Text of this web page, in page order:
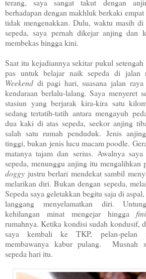
terang, saya sangat takut dengan
berhadapan dengan makhluk berkaki
tidak mengenakkan. Dulu, waktu masih
sepeda, saya pernah dikejar anjing dan
membekas hingga kini.
Saat itu kejadiannya sekitar pukul
pas untuk belajar naik sepeda di jalan
Weekend di pagi hari, suasana jalan
kendaraan berlalu-lalang. Saya menyeret
stasiun yang berjarak kira-kira satu
sedang tertatih-tatih antara mengayuh
dua kaki di atas sepeda, seekor anjing
salah satu rumah penduduk. Jenis
tinggi, bukan jenis lucu macam poodle.
matanya tajam dan serius. Awalnya
sepeda, menunggu anjing itu mengalihkan
doggy justru berlari mendekat sambil
melarikan diri. Bukan dengan sepeda,
Sepeda saya geletakkan begitu saja di
langgang menyelamatkan diri.
kehilangan minat mengejar hingga
rumahnya. Ketika kondisi sudah kondusif,
saya kembali ke TKP, pelan-pelan
membawanya kabur pulang. Musnah
sepeda hari itu.